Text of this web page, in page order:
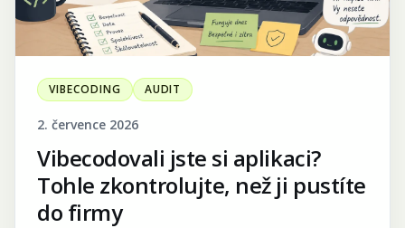
VIBECODING AUDIT
2. července 2026
Vibecodovali jste si aplikaci?
Tohle zkontrolujte, než ji pustíte
do firmy